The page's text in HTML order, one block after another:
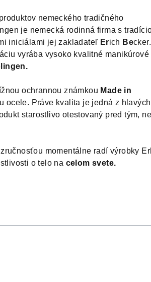
nemeckého tradičného
je nemecká rodinná firma s
iniciálami jej zakladateľ Erich Becker.
vyrába vysoko kvalitné manikúrové
ochrannou známkou Made in
ocele. Práve kvalita je jedná z hlavých
starostlivo otestovaný pred tým,
momentálne radí výrobky
o telo na celom svete.